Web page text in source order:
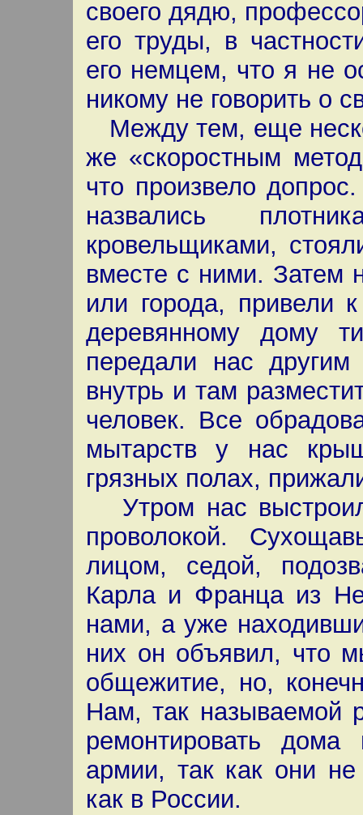
своего дядю,
его труды, в
его немцем, что я не
никому не говорить о
Между тем, еще
же «скоростным
что произвело
назвались
кровельщиками,
вместе с ними. Затем
или города, привели
деревянному дому
передали нас
внутрь и там
человек. Все
мытарств у нас
грязных полах,
Утром нас
проволокой.
лицом, седой,
Карла и Франца из
нами, а уже
них он объявил, что
общежитие, но,
Нам, так называемой
ремонтировать
армии, так как они
как в России.